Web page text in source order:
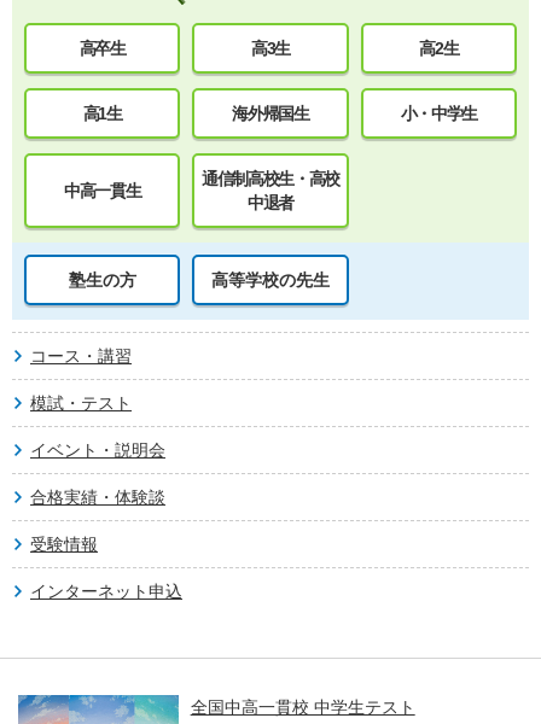
高卒生 高3生 高2生
高1生 海外帰国生 小・中学生
中高一貫生
通信制高校生・高校
中退者
塾生の方 高等学校の先生
コース・講習
模試・テスト
イベント・説明会
合格実績・体験談
受験情報
インターネット申込
全国中高一貫校 中学生テスト